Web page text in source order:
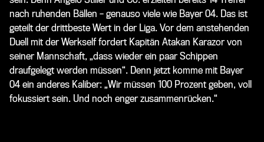
nach ruhenden Bällen – genauso viele wie Bayer 04. Das ist
geteilt der drittbeste Wert in der Liga. Vor dem anstehenden
Duell mit der Werkself fordert Kapitän Atakan Karazor von
seiner Mannschaft, „dass wieder ein paar Schippen
draufgelegt werden müssen“. Denn jetzt komme mit Bayer
04 ein anderes Kaliber: „Wir müssen 100 Prozent geben, voll
fokussiert sein. Und noch enger zusammenrücken.“